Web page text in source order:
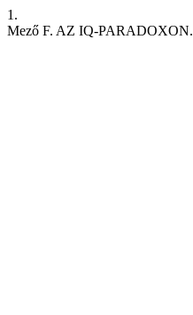
1.
Mező F. AZ IQ-PARADOXON.